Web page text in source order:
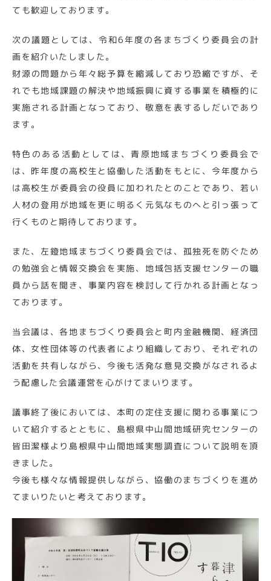
ても歓迎しております。
次の議題としては、令和6年度の各まちづくり委員会の計
画を紹介いたしました。
財源の問題から年々総予算を縮減しており恐縮ですが、そ
れでも地域課題の解決や地域振興に資する事業を積極的に
実施される計画となっており、敬意を表するしだいであり
ます。
特色のある活動としては、青原地域まちづくり委員会で
は、昨年度の高校生と協働した活動をもとに、今年度から
は高校生が委員会の役員に加われたとのことであり、若い
人材の登用が地域を更に明るく元気なものへと引っ張って
行くものと期待しております。
また、左鐙地域まちづくり委員会では、孤独死を防ぐため
の勉強会と情報交換会を実施、地域包括支援センターの職
員から話を聞き、事業内容を検討して行かれる計画となっ
ております。
当会議は、各地まちづくり委員会と町内金融機関、経済団
体、女性団体等の代表者により組織しており、それぞれの
活動を共有しながら、今後も活発な意見交換がなされるよ
う配慮した会議運営を心がけてまいります。
議事終了後においては、本町の定住支援に関わる事業につ
いて紹介するとともに、島根県中山間地域研究センターの
皆田潔様より島根県中山間地域実態調査について説明を頂
きました。
今後も様々な情報提供しながら、協働のまちづくりを進め
てまいりたいと考えております。